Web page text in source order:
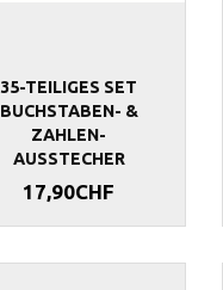
35-TEILIGES SET
BUCHSTABEN- &
ZAHLEN-
AUSSTECHER
17,90CHF